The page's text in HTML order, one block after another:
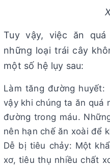
Tuy vậy, việc ăn
những loại trái cây
một số hệ lụy sau:
Làm tăng đường
vậy khi chúng ta ăn quá
đường trong máu.
nên hạn chế ăn xoài để
Dễ bị tiêu chảy: Một
xơ, tiêu thụ nhiều chất